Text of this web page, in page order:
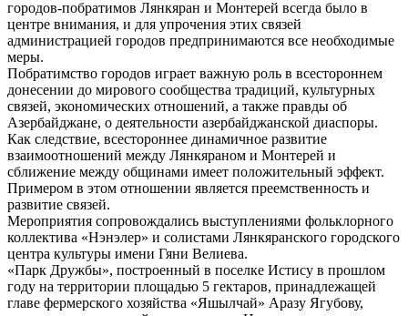
городов-побратимов Лянкяран и Монтерей всегда было в
центре внимания, и для упрочения этих связей
администрацией городов предпринимаются все необходимые
меры.
Побратимство городов играет важную роль в всестороннем
донесении до мирового сообщества традиций, культурных
связей, экономических отношений, а также правды об
Азербайджане, о деятельности азербайджанской диаспоры.
Как следствие, всестороннее динамичное развитие
взаимоотношений между Лянкяраном и Монтерей и
сближение между общинами имеет положительный эффект.
Примером в этом отношении является преемственность и
развитие связей.
Мероприятия сопровождались выступлениями фольклорного
коллектива «Нэнэлер» и солистами Лянкяранского городского
центра культуры имени Гяни Велиева.
«Парк Дружбы», построенный в поселке Истису в прошлом
году на территории площадью 5 гектаров, принадлежащей
главе фермерского хозяйства «Яшылчай» Аразу Ягубову,